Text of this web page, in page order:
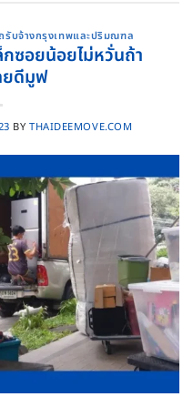
รับจ้างกรุงเทพและปริมณฑล
ซอยน้อยไม่หวั่นถ้า
ยดีมูฟ
BY THAIDEEMOVE.COM